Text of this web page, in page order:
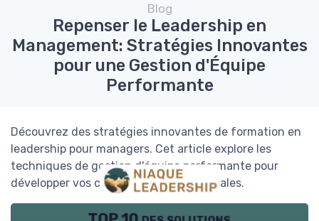
Blog
Repenser le Leadership en
Management: Stratégies Innovantes
pour une Gestion d'Équipe
Performante
Découvrez des stratégies innovantes de formation en
leadership pour managers. Cet article explore les
techniques de gestion d'équipe performante pour
développer vos compétences managériales.